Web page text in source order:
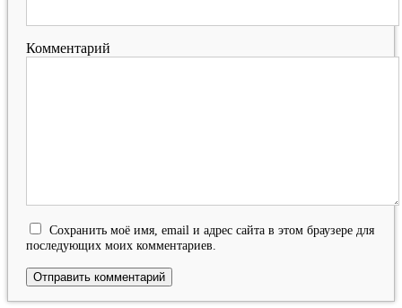
Комментарий
Сохранить моё имя, email и адрес сайта в этом браузере для
последующих моих комментариев.